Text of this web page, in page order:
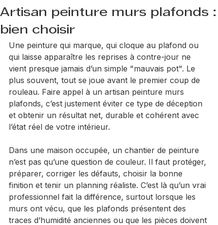
Artisan peinture murs plafonds :
bien choisir
Jimmy Hart 28 juin 6 min de lecture
Une peinture qui marque, qui cloque au plafond ou
qui laisse apparaître les reprises à contre-jour ne
vient presque jamais d’un simple "mauvais pot". Le
plus souvent, tout se joue avant le premier coup de
rouleau. Faire appel à un artisan peinture murs
plafonds, c’est justement éviter ce type de déception
et obtenir un résultat net, durable et cohérent avec
Dans une maison occupée, un chantier de peinture
n’est pas qu’une question de couleur. Il faut protéger,
préparer, corriger les défauts, choisir la bonne
finition et tenir un planning réaliste. C’est là qu’un vrai
professionnel fait la différence, surtout lorsque les
murs ont vécu, que les plafonds présentent des